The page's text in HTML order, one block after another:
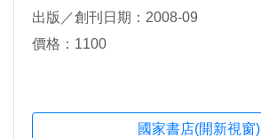
出版／創刊日期：2008-09
價格：1100
國家書店(開新視窗)